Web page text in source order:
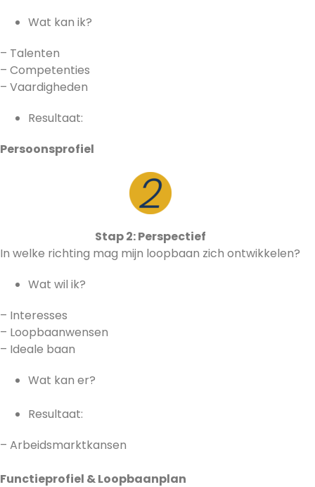
Wat kan ik?
– Talenten
– Competenties
– Vaardigheden
Resultaat:
Persoonsprofiel
Stap 2: Perspectief
In welke richting mag mijn loopbaan zich ontwikkelen?
Wat wil ik?
– Interesses
– Loopbaanwensen
– Ideale baan
Wat kan er?
Resultaat:
– Arbeidsmarktkansen
Functieprofiel & Loopbaanplan